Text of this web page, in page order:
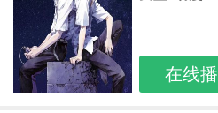
在线